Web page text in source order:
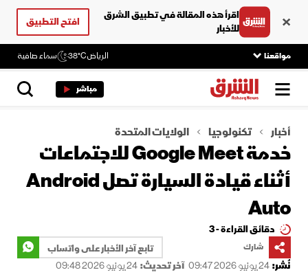
اقرأ هذه المقالة في تطبيق الشرق
للأخبار
افتح التطبيق
مواقعنا الرياض38°C سماء صافية
مباشر
أخبار تكنولوجيا الولايات المتحدة
خدمة Google Meet للاجتماعات
أثناء قيادة السيارة تصل Android
Auto
دقائق القراءة - 3
شارك
تابع آخر الأخبار على واتساب
نُشر:24 يونيو 2026 09:47 آخر تحديث:24 يونيو 2026 09:48